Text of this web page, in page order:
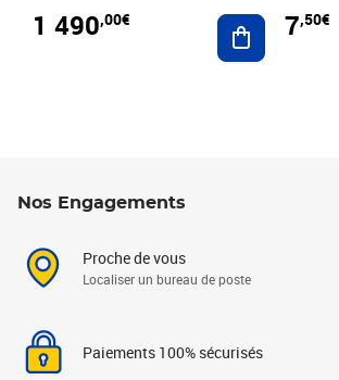
1 490,00€ Ajouter au
7,50€
Nos Engagements
Proche de vous
Localiser un bureau de poste
Paiements 100% sécurisés